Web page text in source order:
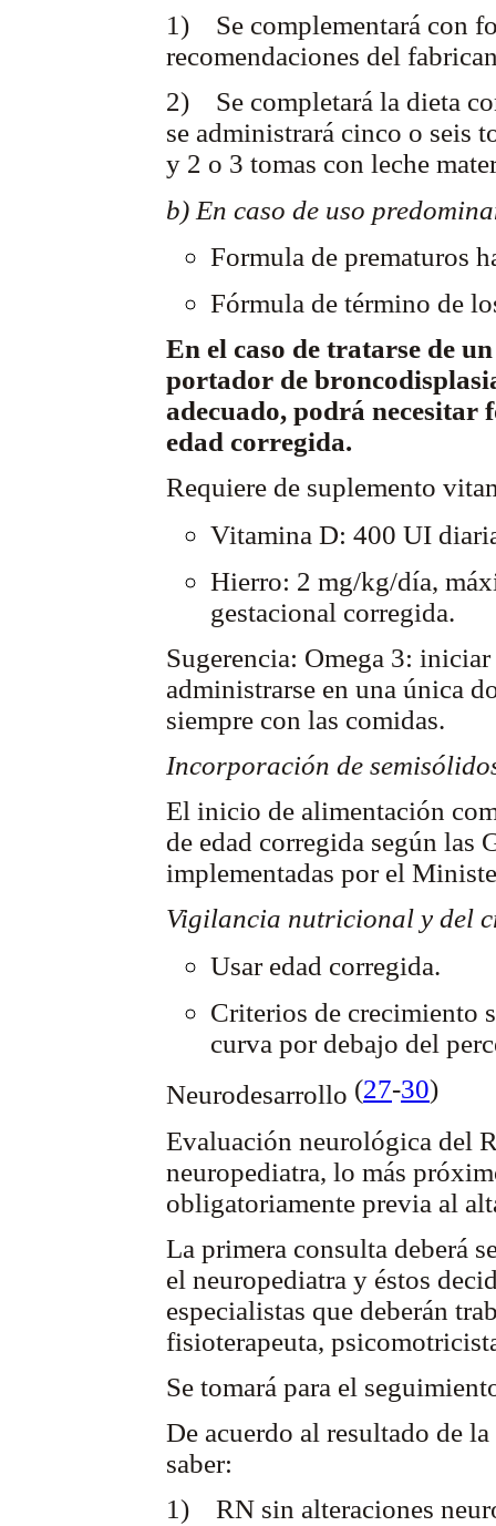
1) Se complementará con
recomendaciones del
2) Se completará la dieta
se administrará cinco o seis
y 2 o 3 tomas con leche
b) En caso de uso
Formula de prematuros
Fórmula de término de
En el caso de tratarse de
portador de
adecuado, podrá necesitar
edad corregida.
Requiere de suplemento
Vitamina D: 400 UI
Hierro: 2 mg/kg/día,
gestacional corregida.
Sugerencia: Omega 3:
administrarse en una única
siempre con las comidas.
Incorporación de
El inicio de alimentación
de edad corregida según las
implementadas por el
Vigilancia nutricional y del
Usar edad corregida.
Criterios de crecimiento
curva por debajo del
Neurodesarrollo (27-30)
Evaluación neurológica del
neuropediatra, lo más
obligatoriamente previa al
La primera consulta deberá
el neuropediatra y éstos
especialistas que deberán
fisioterapeuta,
Se tomará para el
De acuerdo al resultado de
saber:
1) RN sin alteraciones